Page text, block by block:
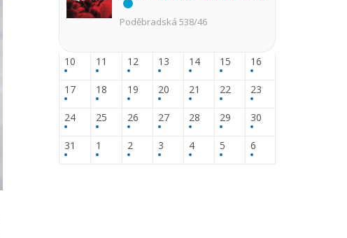
Poděbradská 538/46
10 11 12 13 14 15 16
17 18 19 20 21 22 23
24 25 26 27 28 29 30
31 1 2 3 4 5 6